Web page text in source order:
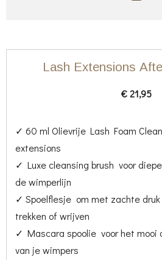
Lash Extensions
€ 21,95
✓ 60 ml Olievrije Lash Foam
extensions
✓ Luxe cleansing brush voor
de wimperlijn
✓ Spoelflesje om met zachte
trekken of wrijven
✓ Mascara spoolie voor het mooi
van je wimpers